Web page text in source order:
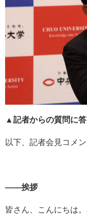
▲記者からの質問に
以下、記者会見コメ
――挨拶
皆さん、こんにちは